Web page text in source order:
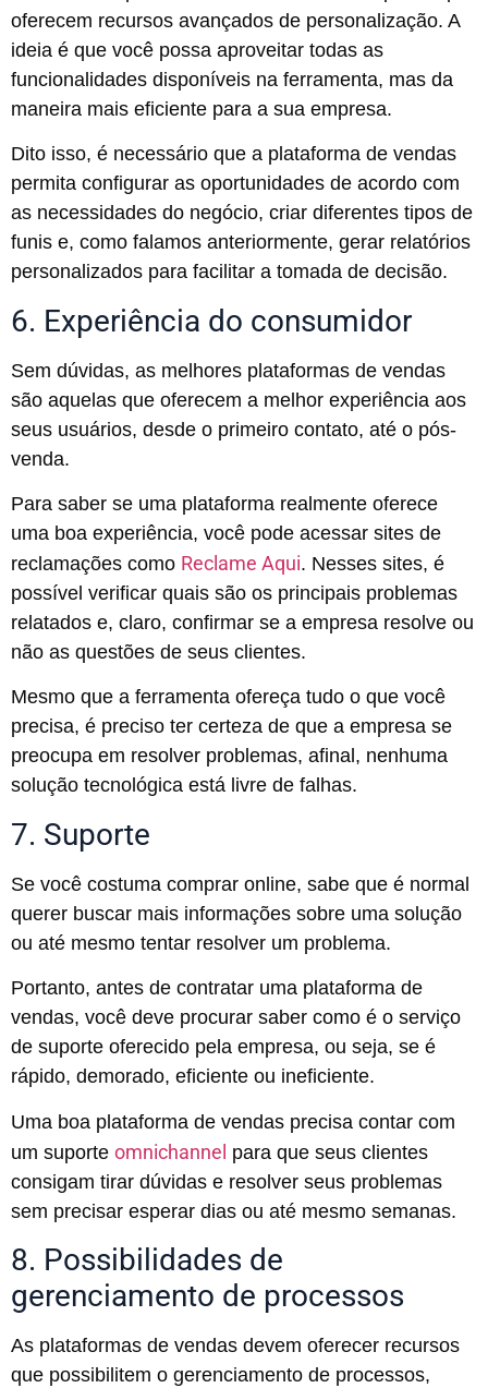
oferecem recursos avançados de personalização. A
ideia é que você possa aproveitar todas as
funcionalidades disponíveis na ferramenta, mas da
maneira mais eficiente para a sua empresa.
Dito isso, é necessário que a plataforma de vendas
permita configurar as oportunidades de acordo com
as necessidades do negócio, criar diferentes tipos de
funis e, como falamos anteriormente, gerar relatórios
personalizados para facilitar a tomada de decisão.
6. Experiência do consumidor
Sem dúvidas, as melhores plataformas de vendas
são aquelas que oferecem a melhor experiência aos
seus usuários, desde o primeiro contato, até o pós-
venda.
Para saber se uma plataforma realmente oferece
uma boa experiência, você pode acessar sites de
reclamações como Reclame Aqui. Nesses sites, é
possível verificar quais são os principais problemas
relatados e, claro, confirmar se a empresa resolve ou
não as questões de seus clientes.
Mesmo que a ferramenta ofereça tudo o que você
precisa, é preciso ter certeza de que a empresa se
preocupa em resolver problemas, afinal, nenhuma
solução tecnológica está livre de falhas.
7. Suporte
Se você costuma comprar online, sabe que é normal
querer buscar mais informações sobre uma solução
ou até mesmo tentar resolver um problema.
Portanto, antes de contratar uma plataforma de
vendas, você deve procurar saber como é o serviço
de suporte oferecido pela empresa, ou seja, se é
rápido, demorado, eficiente ou ineficiente.
Uma boa plataforma de vendas precisa contar com
um suporte omnichannel para que seus clientes
consigam tirar dúvidas e resolver seus problemas
sem precisar esperar dias ou até mesmo semanas.
8. Possibilidades de
gerenciamento de processos
As plataformas de vendas devem oferecer recursos
que possibilitem o gerenciamento de processos,